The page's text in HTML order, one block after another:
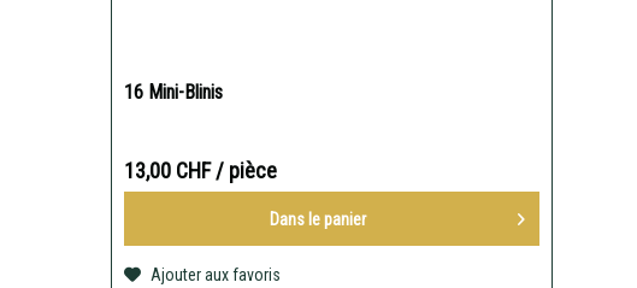
16 Mini-Blinis
13,00 CHF/ pièce
Dans lepanier
Ajouter aux favoris